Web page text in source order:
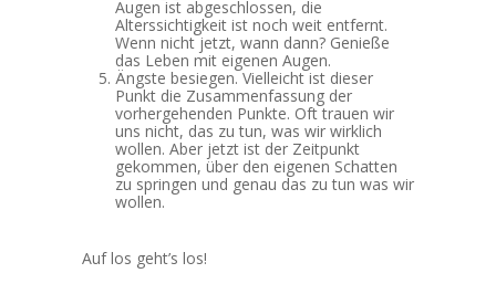
Augen ist abgeschlossen, die
Alterssichtigkeit ist noch weit entfernt.
Wenn nicht jetzt, wann dann? Genieße
das Leben mit eigenen Augen.
Ängste besiegen. Vielleicht ist dieser
Punkt die Zusammenfassung der
vorhergehenden Punkte. Oft trauen wir
uns nicht, das zu tun, was wir wirklich
wollen. Aber jetzt ist der Zeitpunkt
gekommen, über den eigenen Schatten
zu springen und genau das zu tun was wir
wollen.
Auf los geht’s los!